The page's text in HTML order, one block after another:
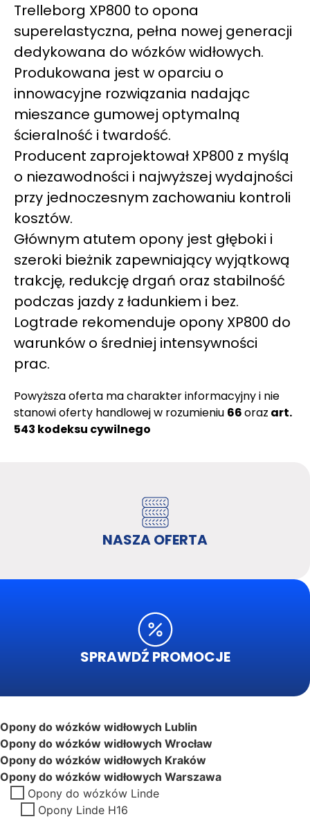
NASZA OFERTA
SPRAWDŹ PROMOCJE
Opony do wózków widłowych Lublin
Opony do wózków widłowych Wrocław
Opony do wózków widłowych Kraków
Opony do wózków widłowych Warszawa
Opony do wózków Linde
Opony Linde H16
Trelleborg XP800 to opona
superelastyczna, pełna nowej generacji
dedykowana do wózków widłowych.
Produkowana jest w oparciu o
innowacyjne rozwiązania nadając
mieszance gumowej optymalną
ścieralność i twardość.
Producent zaprojektował XP800 z myślą
o niezawodności i najwyższej wydajności
przy jednoczesnym zachowaniu kontroli
kosztów.
Głównym atutem opony jest głęboki i
szeroki bieżnik zapewniający wyjątkową
trakcję, redukcję drgań oraz stabilność
podczas jazdy z ładunkiem i bez.
Logtrade rekomenduje opony XP800 do
warunków o średniej intensywności
prac.
Powyższa oferta ma charakter informacyjny i nie
stanowi oferty handlowej w rozumieniu 66oraz art.
543 kodeksu cywilnego